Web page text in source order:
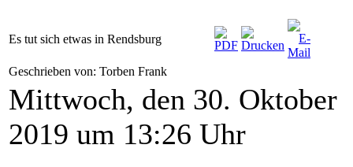
Es tut sich etwas in Rendsburg
Geschrieben von: Torben Frank
Mittwoch, den 30. Oktober
2019 um 13:26 Uhr